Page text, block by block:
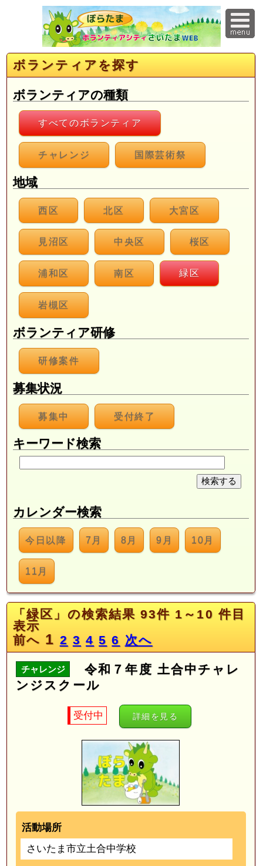
ボランティアを探す
ボランティアの種類
すべてのボランティア
チャレンジ 国際芸術祭
地域
西区 北区 大宮区
見沼区 中央区 桜区
浦和区 南区 緑区
岩槻区
ボランティア研修
研修案件
募集状況
募集中 受付終了
キーワード検索
カレンダー検索
今日以降 7月 8月 9月 10月
11月
「緑区」の検索結果 93件 1～10 件目
表示
前へ 1 2 3 4 5 6 次へ
チャレンジ
令和７年度 土合中チャレ
ンジスクール
受付中 詳細を見る
活動場所
さいたま市立土合中学校